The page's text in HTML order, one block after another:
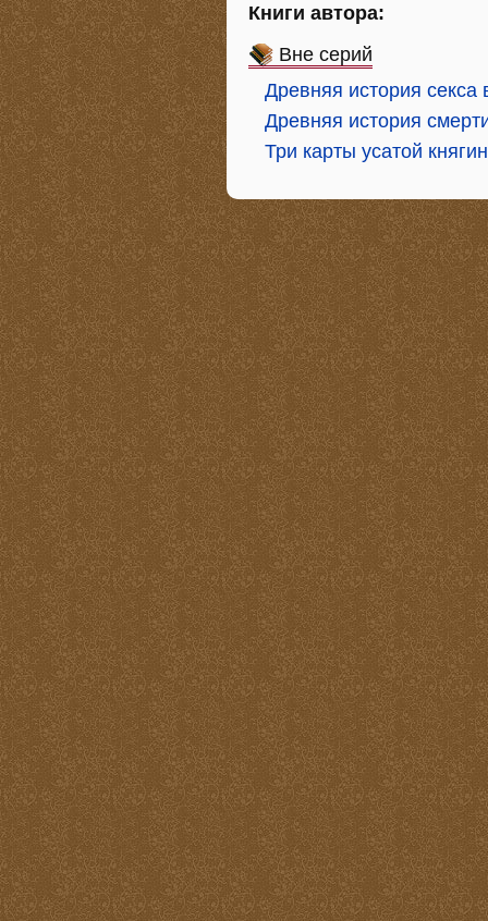
Книги автора:
Вне серий
Древняя история
Древняя история
Три карты усатой